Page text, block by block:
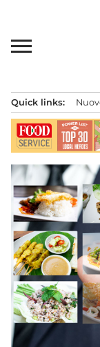
contenuto
principale
Quick links: